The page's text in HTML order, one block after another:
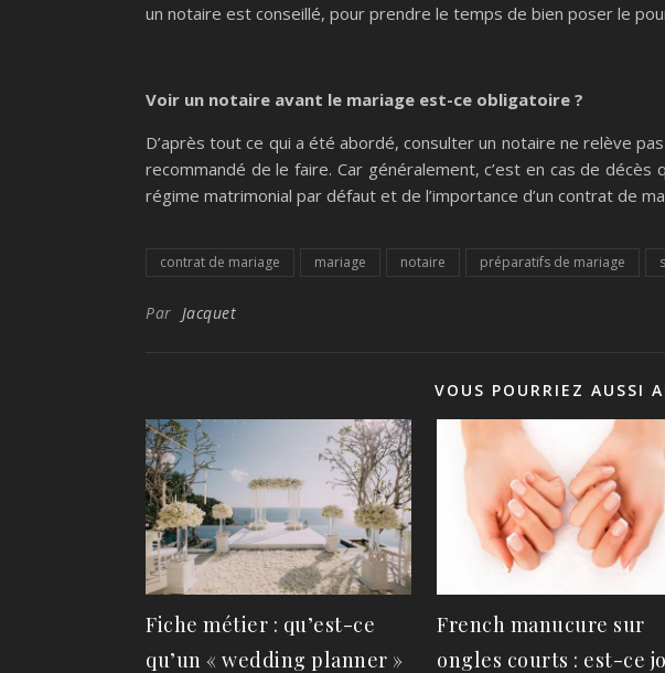
un notaire est conseillé, pour prendre le temps de bien poser le
Voir un notaire avant le mariage est-ce obligatoire ?
D’après tout ce qui a été abordé, consulter un notaire ne relève
recommandé de le faire. Car généralement, c’est en cas de décès
régime matrimonial par défaut et de l’importance d’un contrat de
contrat de mariage mariage notaire préparatifs de mariage
Par Jacquet
VOUS POURRIEZ AUSSI
Fiche métier : qu’est-ce
qu’un « wedding planner »
French manucure sur
ongles courts : est-ce